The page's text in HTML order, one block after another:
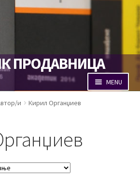
ПРОДАВНИЦА
MENU
и Кирил Органџиев